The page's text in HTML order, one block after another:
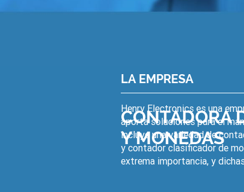
CONTADORA
Y MONEDAS
LA EMPRESA
Henry Electronics es una
aporta soluciones para el
incluye una variedad de
y contador clasificador de
extrema importancia, y